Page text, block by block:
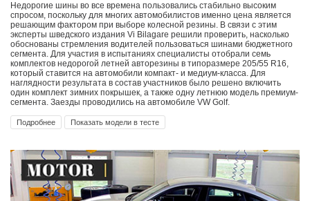
Недорогие шины во все времена пользовались стабильно высоким
спросом, поскольку для многих автомобилистов именно цена является
решающим фактором при выборе колесной резины. В связи с этим
эксперты шведского издания Vi Bilagare решили проверить, насколько
обоснованы стремления водителей пользоваться шинами бюджетного
сегмента. Для участия в испытаниях специалисты отобрали семь
комплектов недорогой летней авторезины в типоразмере 205/55 R16,
который ставится на автомобили компакт- и медиум-класса. Для
наглядности результата в состав участников было решено включить
один комплект зимних покрышек, а также одну летнюю модель премиум-
сегмента. Заезды проводились на автомобиле VW Golf.
Подробнее Показать модели в тесте